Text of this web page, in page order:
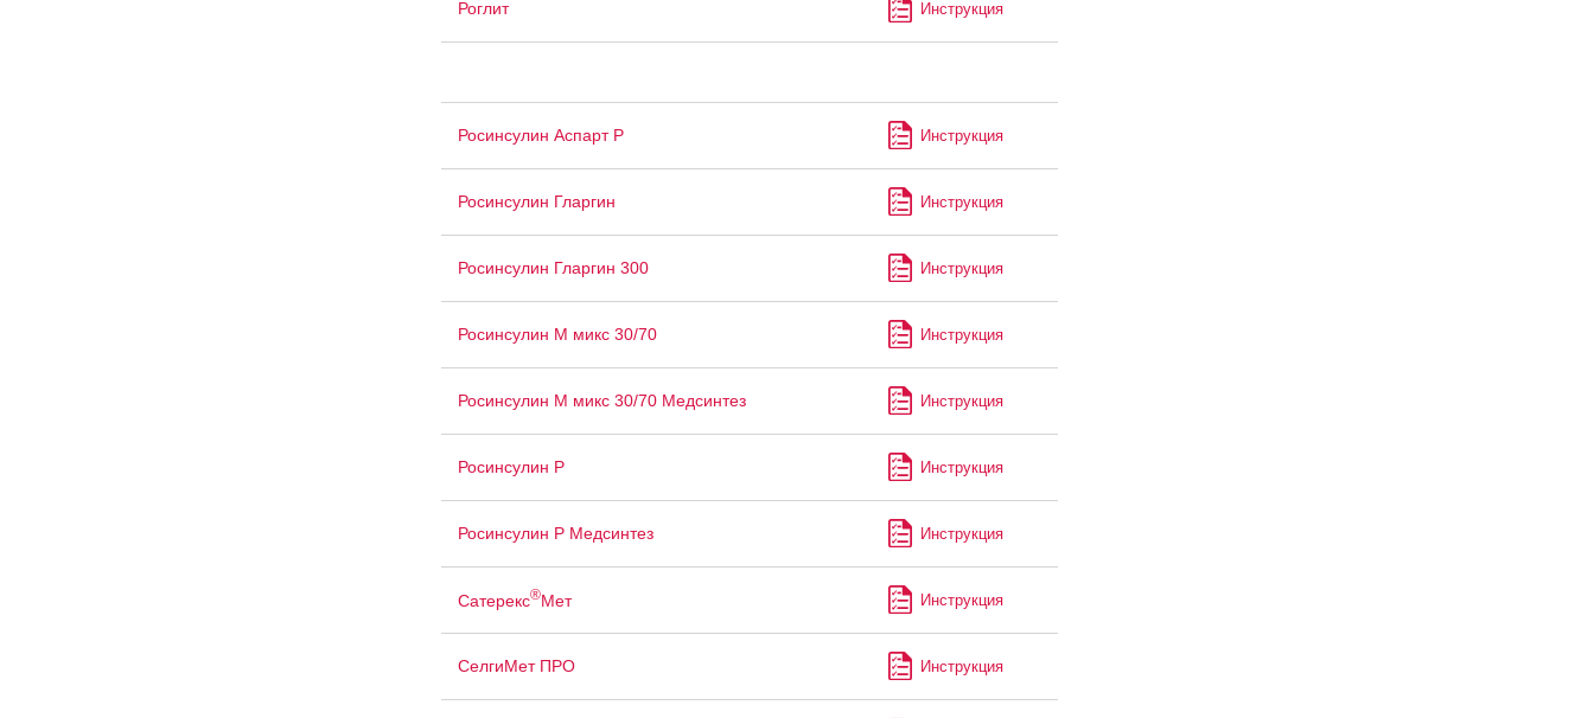
Роглит Инструкция
Росинсулин Аспарт Р Инструкция
Росинсулин Гларгин Инструкция
Росинсулин Гларгин 300 Инструкция
Росинсулин М микс 30/70 Инструкция
Росинсулин М микс 30/70 Медсинтез Инструкция
Росинсулин Р Инструкция
Росинсулин Р Медсинтез Инструкция
Сатерекс®Мет Инструкция
СелгиМет ПРО Инструкция